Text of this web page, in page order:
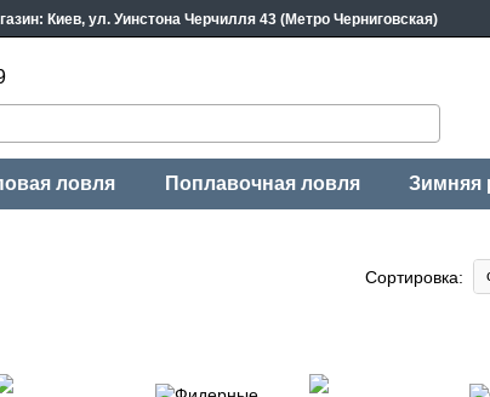
Киев, ул. Уинстона Черчилля 43 (Метро Черниговская)
ловля Поплавочная ловля Зимняя
Сортировка: